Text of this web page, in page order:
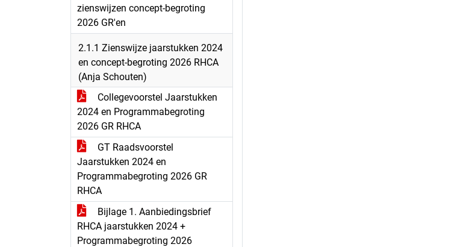
zienswijzen concept-begroting
2026 GR'en
2.1.1 Zienswijze jaarstukken 2024
en concept-begroting 2026 RHCA
(Anja Schouten)
Collegevoorstel Jaarstukken
2024 en Programmabegroting
2026 GR RHCA
GT Raadsvoorstel
Jaarstukken 2024 en
Programmabegroting 2026 GR
RHCA
Bijlage 1. Aanbiedingsbrief
RHCA jaarstukken 2024 +
Programmabegroting 2026